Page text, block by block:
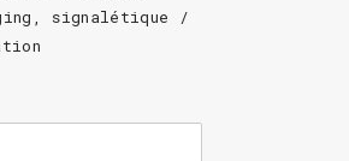
signalétique /